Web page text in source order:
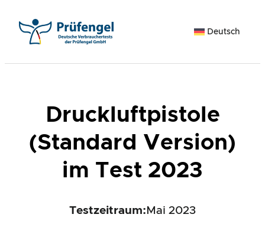
Inhalt
springen
Deutsch
Druckluftpistole
(Standard Version)
im Test 2023
Testzeitraum: Mai 2023